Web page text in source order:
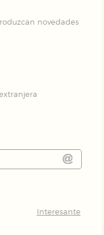
novedades
Interesante